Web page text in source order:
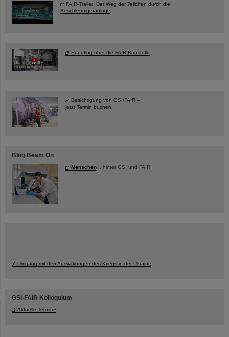
FAIR-Trailer: Der Weg der Teilchen durch die
Beschleunigeranlage
Rundflug über die FAIR-Baustelle
Besichtigung von GSI/FAIR –
jetzt Termin buchen!
Blog Beam On
Menschen ...hinter GSI und FAIR.
Umgang mit den Auswirkungen des Kriegs in der Ukraine
GSI-FAIR Kolloquium
Aktuelle Termine